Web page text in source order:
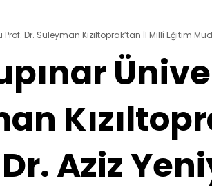
Dr. Süleyman Kızıltoprak’tan İl Millî Eğitim
Aziz